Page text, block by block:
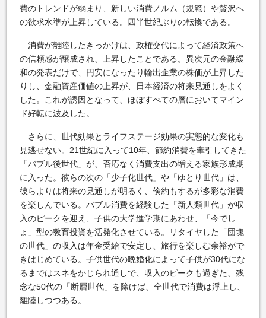
費のトレンドが弱まり、新しい消費ノルム（規範）や贅沢へ
の欲求水準が上昇している。四半世紀ぶりの転換である。
消費が離陸したきっかけは、政権交代によって経済政策へ
の信頼感が醸成され、上昇したことである。異次元の金融緩
和の発表だけで、円安になったり輸出企業の株価が上昇した
りし、金融資産価値の上昇が、日本経済の将来見通しをよく
した。これが誘因となって、ほぼすべての層においてマイン
ド好転に波及した。
さらに、世代効果とライフステージ効果の実態的な変化も
見逃せない。21世紀に入って10年、節約消費を牽引してきた
「バブル後世代」が、否応なく消費支出の増える家族形成期
に入った。彼らの次の「少子化世代」や「ゆとり世代」は、
彼らよりは将来の見通しが明るく、倹約もするが多彩な消費
を楽しんでいる。バブル消費を経験した「新人類世代」が収
入のピークを迎え、子供の大学進学期にあわせ、「今でし
ょ」型の教育投資を活発化させている。リタイヤした「団塊
の世代」の収入は年金受給で安定し、旅行を楽しむ余裕がで
きはじめている。子供世代の晩婚化によって子供が30代にな
るまではスネをかじられ通しで、収入のピークも過ぎた、残
念な50代の「断層世代」を除けば、全世代で消費は浮上し、
離陸しつつある。